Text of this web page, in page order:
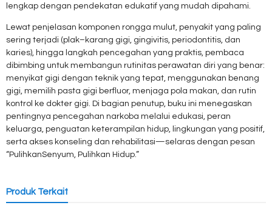
lengkap dengan pendekatan edukatif yang mudah dipahami.
Lewat penjelasan komponen rongga mulut, penyakit yang paling
sering terjadi (plak–karang gigi, gingivitis, periodontitis, dan
karies), hingga langkah pencegahan yang praktis, pembaca
dibimbing untuk membangun rutinitas perawatan diri yang benar:
menyikat gigi dengan teknik yang tepat, menggunakan benang
gigi, memilih pasta gigi berfluor, menjaga pola makan, dan rutin
kontrol ke dokter gigi. Di bagian penutup, buku ini menegaskan
pentingnya pencegahan narkoba melalui edukasi, peran
keluarga, penguatan keterampilan hidup, lingkungan yang positif,
serta akses konseling dan rehabilitasi—selaras dengan pesan
“PulihkanSenyum, Pulihkan Hidup.”
Produk Terkait